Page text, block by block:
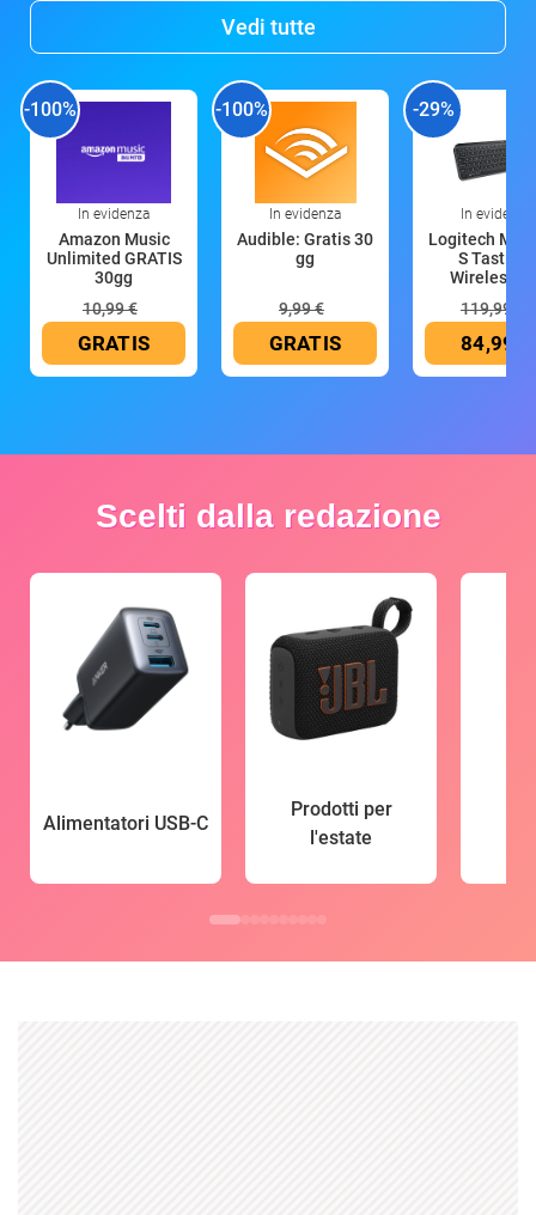
Vedi tutte
-100%
In evidenza
Amazon Music
Unlimited GRATIS
30gg
10,99 €
GRATIS
-100%
In evidenza
Audible: Gratis 30
gg
9,99 €
GRATIS
-29%
In evidenza
Logitech MX
S Tastiera
Wireless
119,99 €
84,99 €
Scelti dalla redazione
Alimentatori USB-C
Prodotti per
l'estate